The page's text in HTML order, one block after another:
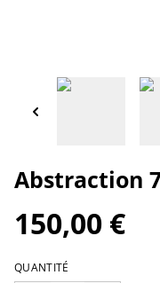
Abstraction
150,00 €
QUANTITÉ